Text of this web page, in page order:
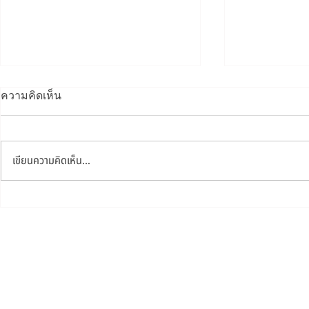
ความคิดเห็น
เขียนความคิดเห็น…